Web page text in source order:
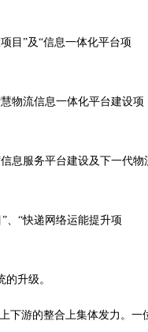
目”及“信息一体化平台项
物流信息一体化平台建设项
息服务平台建设及下一代物
、“快递网络运能提升项
升级。
下游的整合上集体发力。一